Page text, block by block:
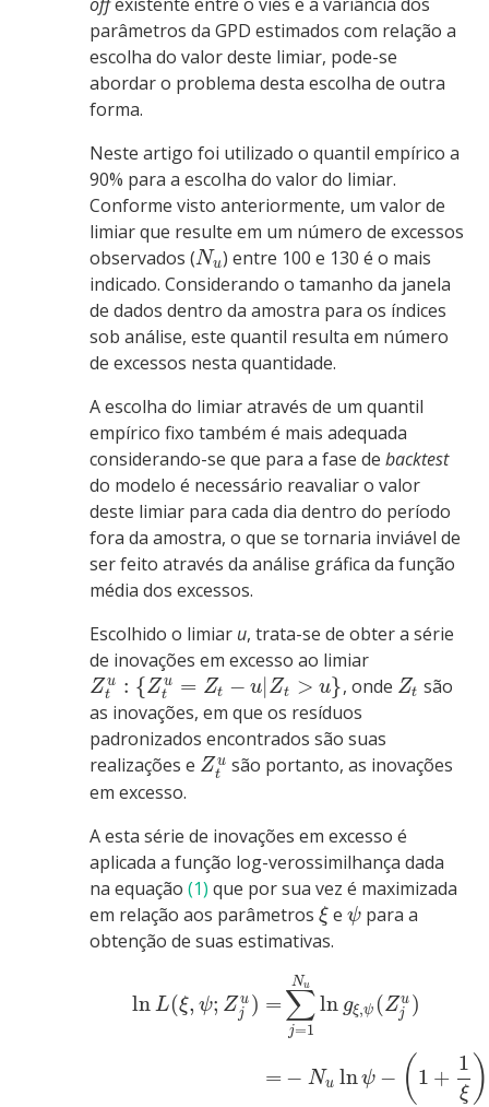
parâmetros da GPD estimados com relação a
escolha do valor deste limiar, pode-se
abordar o problema desta escolha de outra
forma.
Neste artigo foi utilizado o quantil empírico a
90% para a escolha do valor do limiar.
Conforme visto anteriormente, um valor de
limiar que resulte em um número de excessos
observados (Nu) entre 100 e 130 é o mais
indicado. Considerando o tamanho da janela
de dados dentro da amostra para os índices
sob análise, este quantil resulta em número
de excessos nesta quantidade.
A escolha do limiar através de um quantil
empírico fixo também é mais adequada
considerando-se que para a fase debacktest
do modelo é necessário reavaliar o valor
deste limiar para cada dia dentro do período
fora da amostra, o que se tornaria inviável de
ser feito através da análise gráfica da função
média dos excessos.
Escolhido o limiar u, trata-se de obter a série
de inovações em excesso ao limiar
Zu
t
: {Zu
t
= Zt − u| Zt > u}, onde Zt são
as inovações, em que os resíduos
padronizados encontrados são suas
realizações e Z u
t
são portanto, as inovações
em excesso.
A esta série de inovações em excesso é
aplicada a função log-verossimilhança dada
na equação(1) que por sua vez é maximizada
em relação aos parâmetrosξ eψ para a
obtenção de suas estimativas.
ln L(ξ, ψ; Z u
j ) =
=
∑
j=1
Nu
ln gξ,ψ (Zu
j )
− Nu lnψ − ( 1 +
1
ξ )